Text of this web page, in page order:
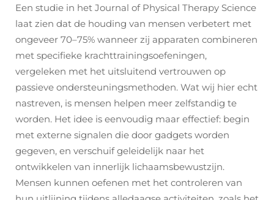
Een studie in het Journal of Physical Therapy Science
laat zien dat de houding van mensen verbetert met
ongeveer 70–75% wanneer zij apparaten combineren
met specifieke krachttrainingsoefeningen,
vergeleken met het uitsluitend vertrouwen op
passieve ondersteuningsmethoden. Wat wij hier echt
nastreven, is mensen helpen meer zelfstandig te
worden. Het idee is eenvoudig maar effectief: begin
met externe signalen die door gadgets worden
gegeven, en verschuif geleidelijk naar het
ontwikkelen van innerlijk lichaamsbewustzijn.
Mensen kunnen oefenen met het controleren van